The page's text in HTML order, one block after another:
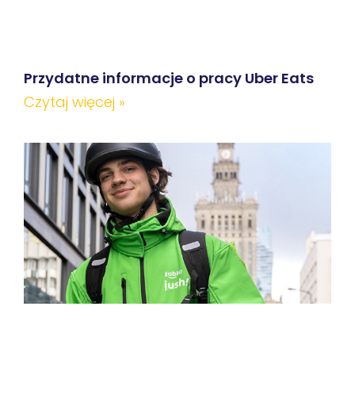
Przydatne informacje o pracy Uber Eats
Czytaj więcej »